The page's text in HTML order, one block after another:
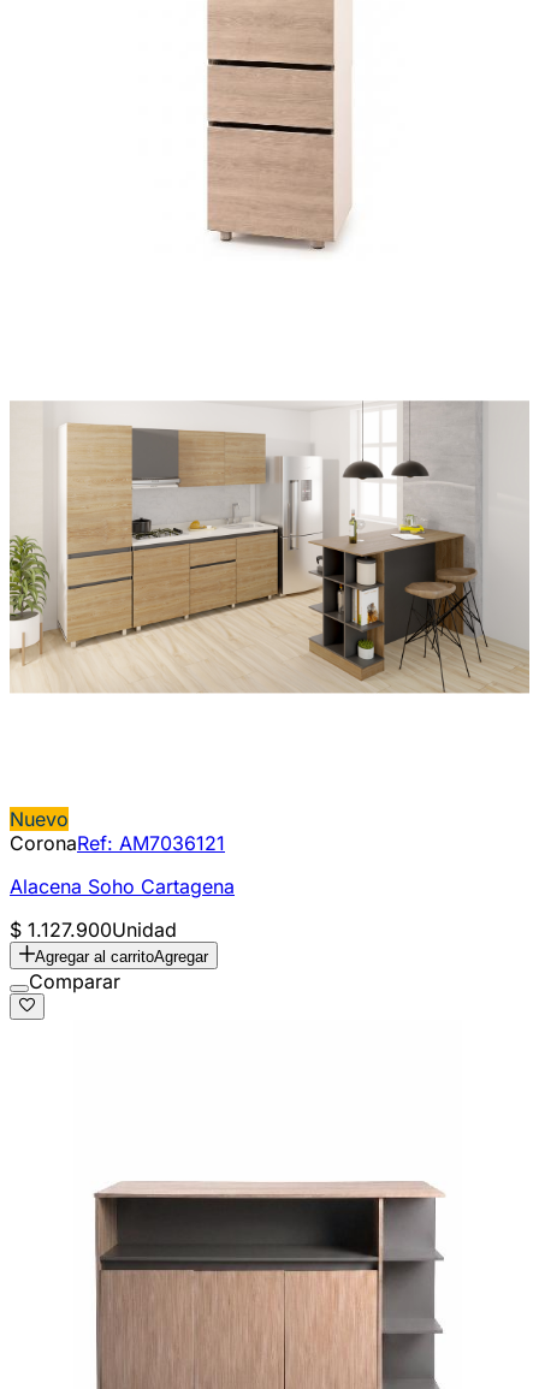
Nuevo
CoronaRef: AM7036121
Alacena Soho Cartagena
$ 1.127.900Unidad
Agregar al carritoAgregar
Comparar